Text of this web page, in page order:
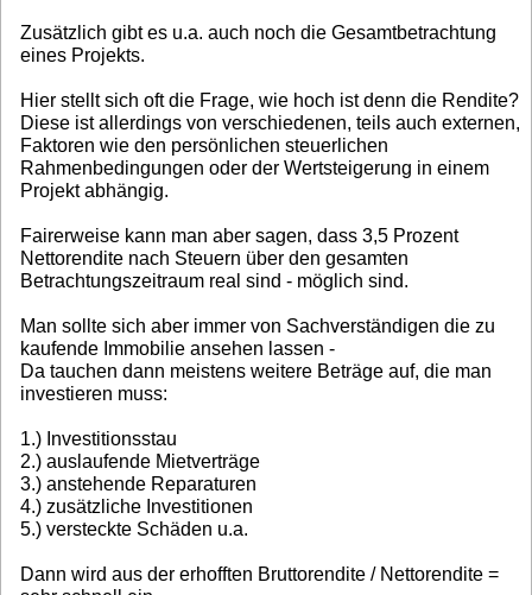
Zusätzlich gibt es u.a. auch noch die Gesamtbetrachtung
eines Projekts.
Hier stellt sich oft die Frage, wie hoch ist denn die Rendite?
Diese ist allerdings von verschiedenen, teils auch externen,
Faktoren wie den persönlichen steuerlichen
Rahmenbedingungen oder der Wertsteigerung in einem
Projekt abhängig.
Fairerweise kann man aber sagen, dass 3,5 Prozent
Nettorendite nach Steuern über den gesamten
Betrachtungszeitraum real sind - möglich sind.
Man sollte sich aber immer von Sachverständigen die zu
kaufende Immobilie ansehen lassen -
Da tauchen dann meistens weitere Beträge auf, die man
investieren muss:
1.) Investitionsstau
2.) auslaufende Mietverträge
3.) anstehende Reparaturen
4.) zusätzliche Investitionen
5.) versteckte Schäden u.a.
Dann wird aus der erhofften Bruttorendite / Nettorendite =